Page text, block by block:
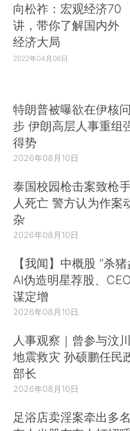
向松祚：宏观经济70
讲，带你了解国内外
经济大局
2022年04月06日
特朗普被曝欲在伊核
步 伊朗高层人事重组
得势
2026年08月10日
泰国校园枪击案致枪
人死亡 警方认为作案
杂
2026年08月10日
【我闻】中概股 “杀
AI伪造明星荐股、
谋定增
2026年08月10日
人事观察｜曾参与汶
地震救灾 孙硕鹏任民
部长
2026年08月10日
足浴店卖淫案牵出多